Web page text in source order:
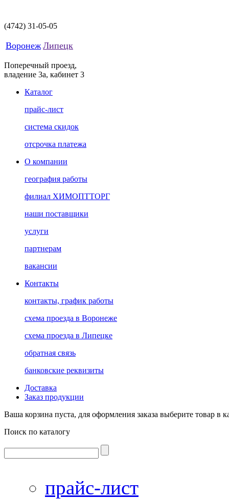
(4742) 31-05-05
Воронеж Липецк
Поперечный проезд,
владение 3а, кабинет 3
Каталог
прайс-лист
система скидок
отсрочка платежа
О компании
география работы
филиал ХИМОПТТОРГ
наши поставщики
услуги
партнерам
вакансии
Контакты
контакты, график работы
схема проезда в Воронеже
схема проезда в Липецке
обратная связь
банковские реквизиты
Доставка
Заказ продукции
Ваша корзина пуста, для оформления заказа выберите товар в
Поиск по каталогу
прайс-лист